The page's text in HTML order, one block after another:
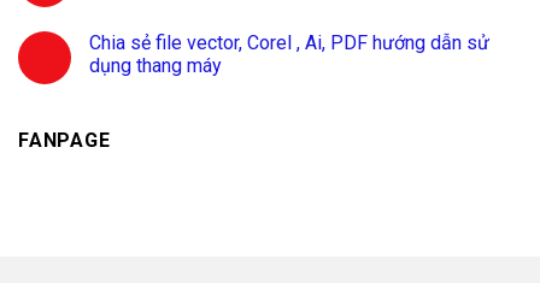
Chia sẻ file vector, Corel , Ai, PDF hướng dẫn sử
dụng thang máy
FANPAGE